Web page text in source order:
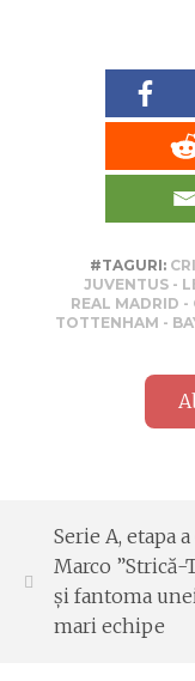
#TAGURI:
JUVENTUS -
REAL MADRID -
TOTTENHAM -
Serie A, etapa a
Marco ”Strică-
și fantoma unei
mari echipe